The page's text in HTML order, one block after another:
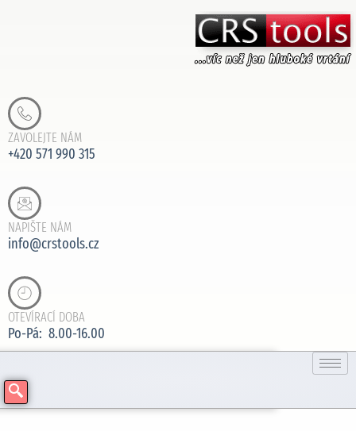
ZAVOLEJTE NÁM
+420 571 990 315
NAPIŠTE NÁM
info@crstools.cz
OTEVÍRACÍ DOBA
Po-Pá: 8.00-16.00